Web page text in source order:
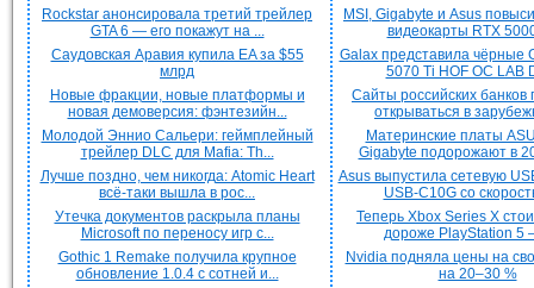
Rockstar анонсировала третий трейлер
GTA 6 — его покажут на ...
Саудовская Аравия купила EA за $55
млрд
Новые фракции, новые платформы и
новая демоверсия: фэнтезийн...
Молодой Эннио Сальери: геймплейный
трейлер DLC для Mafia: Th...
Лучше поздно, чем никогда: Atomic Heart
всё-таки вышла в рос...
Утечка документов раскрыла планы
Microsoft по переносу игр с...
Gothic 1 Remake получила крупное
обновление 1.0.4 с сотней и...
MSI, Gigabyte и Asus
видеокарты RTX
Galax представила чёрные
5070 Ti HOF OC LAB
Сайты российских банков
открываться в
Материнские платы
Gigabyte подорожают в
Asus выпустила сетевую
USB-C10G со
Теперь Xbox Series X
дороже PlayStation 5
Nvidia подняла цены на
на 20–30 %